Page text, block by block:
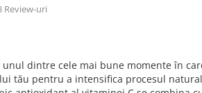
Review-uri
unul dintre cele mai bune momente în
tău pentru a intensifica procesul